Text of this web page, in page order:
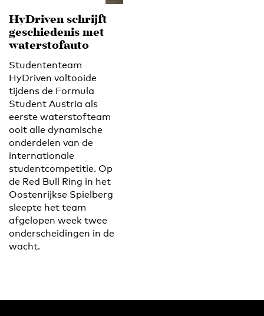
HyDriven schrijft
geschiedenis met
waterstofauto
Studententeam
HyDriven voltooide
tijdens de Formula
Student Austria als
eerste waterstofteam
ooit alle dynamische
onderdelen van de
internationale
studentcompetitie. Op
de Red Bull Ring in het
Oostenrijkse Spielberg
sleepte het team
afgelopen week twee
onderscheidingen in de
wacht.